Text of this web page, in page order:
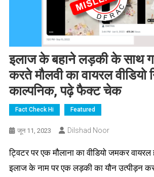
इलाज के बहाने लड़की के साथ
करते मौलवी का वायरल वीडियो
काल्पनिक, पढ़े फैक्ट चेक
Fact Check Hi Featured
जून 11, 2023 Dilshad Noor
ट्विटर पर एक मौलाना का वीडियो जमकर वायरल
इलाज के नाम पर एक लड़की का यौन उत्पीड़न कर